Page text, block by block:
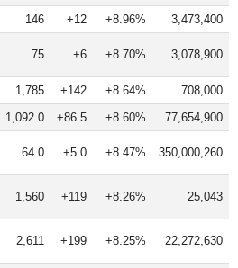
146 +12 +8.96% 3,473,400
75 +6 +8.70% 3,078,900
1,785 +142 +8.64%
708,000
1,092.0 +86.5 +8.60% 77,654,900
64.0 +5.0 +8.47% 350,000,260
1,560 +119 +8.26% 25,043
2,611 +199 +8.25% 22,272,630